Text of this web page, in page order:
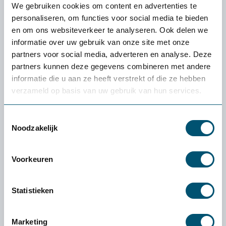
We gebruiken cookies om content en advertenties te
personaliseren, om functies voor social media te bieden
en om ons websiteverkeer te analyseren. Ook delen we
informatie over uw gebruik van onze site met onze
partners voor social media, adverteren en analyse. Deze
partners kunnen deze gegevens combineren met andere
informatie die u aan ze heeft verstrekt of die ze hebben
verzameld op basis van uw gebruik van hun services.
Noodzakelijk
Voorkeuren
Statistieken
Marketing
volledig kosteloos. Vooraf betaal je niets. Enige
uitzondering: als je een klein product (zoals een
muis of toetsenbord) wilt retourneren, zijn de
verzendkosten voor eigen rekening.
Wat als het product niet bij mij past?
Dan helpen we je persoonlijk een alternatief te
vinden dat beter bij je past. Lukt dat niet, dan
verzorgen we de retour.
Hoe werkt het retourneren?
halen deze kosteloos bij je op. Kleine producten
(zoals een muis of toetsenbord): stuur het
De verzendkosten zijn voor eigen rekening.
Vermeld altijd het ordernummer op het pakket